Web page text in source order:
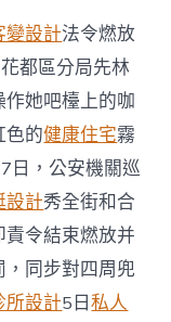
州
花
JIUYI
俱
意
豪
宅
設
計
都
已
處
罰
17
變設計法令燃放
都區分局先林
她吧檯上的咖
色的健康住宅霧
日，公安機關巡
設計秀全街和合
令結束燃放并
同步對四周兜
所設計5日私人